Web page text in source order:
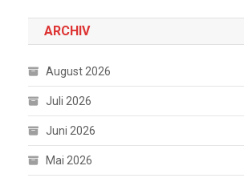
ARCHIV
August 2026
Juli 2026
Juni 2026
Mai 2026